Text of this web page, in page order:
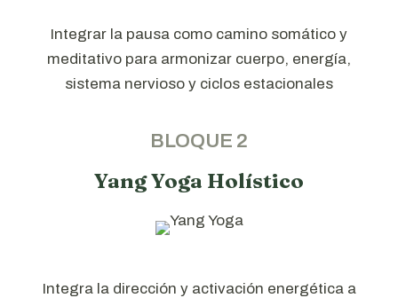
Integrar la pausa como camino somático y
meditativo para armonizar cuerpo, energía,
sistema nervioso y ciclos estacionales
BLOQUE 2
Yang Yoga Holístico
Integra la dirección y activación energética a